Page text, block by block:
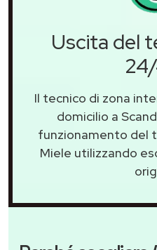
Uscita del
Il tecnico di zona
domicilio a
funzionamento del
Miele utilizzando